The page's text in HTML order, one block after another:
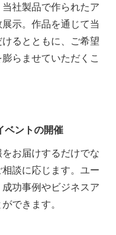
社製品で作られたア
示。作品を通じて当
るとともに、ご希望
らませていただくこ
ベントの開催
お届けするだけでな
談に応じます。ユー
功事例やビジネスア
できます。